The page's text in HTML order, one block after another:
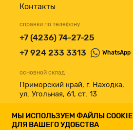
Контакты
справки по телефону
+7 (4236) 74-27-25
+7 924 233 3313
WhatsApp
основной склад
Приморский край, г. Находка,
ул. Угольная, 61, ст. 13
принимаем к оплате
МЫ ИСПОЛЬЗУЕМ ФАЙЛЫ COOKIE
ДЛЯ ВАШЕГО УДОБСТВА